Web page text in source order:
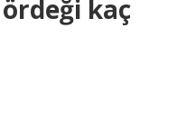
kaç